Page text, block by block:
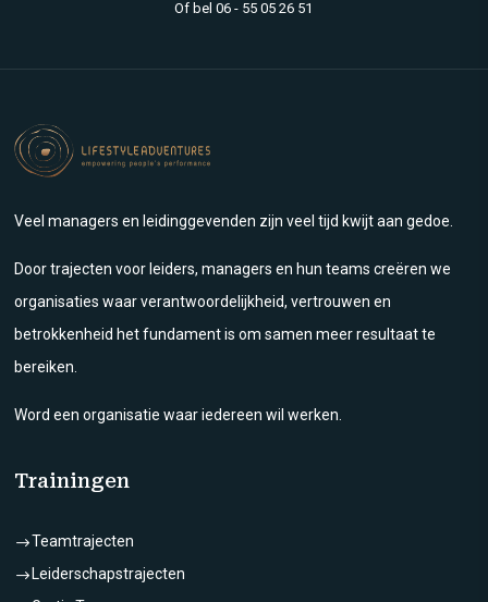
Of bel06 - 55 05 26 51
Veel managers en leidinggevenden zijn veel tijd kwijt aan gedoe.
Door trajecten voor leiders, managers en hun teams creëren we
organisaties waar verantwoordelijkheid, vertrouwen en
betrokkenheid het fundament is om samen meer resultaat te
bereiken.
Word een organisatie waar iedereen wil werken.
Trainingen
$Teamtrajecten
$Leiderschapstrajecten